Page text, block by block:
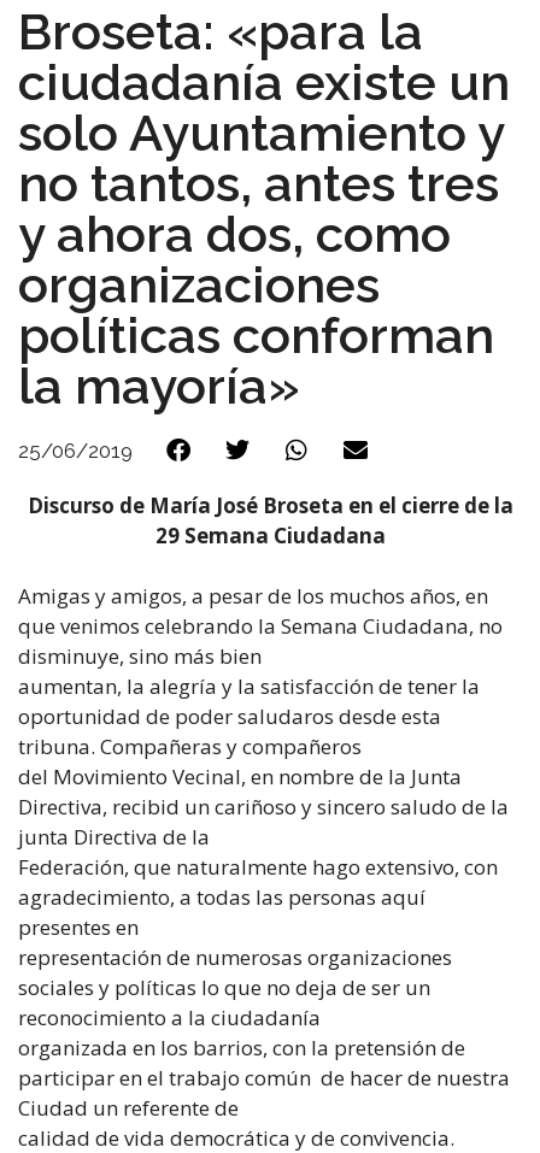
Broseta: «para la
ciudadanía existe un
solo Ayuntamiento y
no tantos, antes tres
y ahora dos, como
organizaciones
políticas conforman
la mayoría»
25/06/2019
Discurso de María José Broseta en el cierre de la
29 Semana Ciudadana
Amigas y amigos, a pesar de los muchos años, en
que venimos celebrando la Semana Ciudadana, no
disminuye, sino más bien
aumentan, la alegría y la satisfacción de tener la
oportunidad de poder saludaros desde esta
tribuna. Compañeras y compañeros
del Movimiento Vecinal, en nombre de la Junta
Directiva, recibid un cariñoso y sincero saludo de la
junta Directiva de la
Federación, que naturalmente hago extensivo, con
agradecimiento, a todas las personas aquí
presentes en
representación de numerosas organizaciones
sociales y políticas lo que no deja de ser un
reconocimiento a la ciudadanía
organizada en los barrios, con la pretensión de
participar en el trabajo común de hacer de nuestra
Ciudad un referente de
calidad de vida democrática y de convivencia.